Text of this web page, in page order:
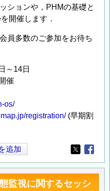
ションや，PHMの基礎と
開催します．
員多数のご参加をお待ち
～14日
催
os/
registration/(早期割
追加
Opens in
監視に関するセッシ